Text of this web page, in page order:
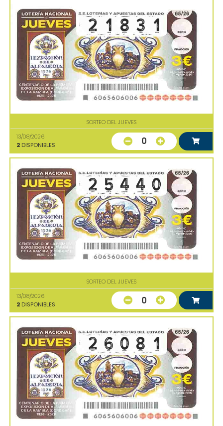
SORTEO DEL JUEVES
13/08/2026
2 DISPONIBLES 0
SORTEO DEL JUEVES
13/08/2026
2 DISPONIBLES 0